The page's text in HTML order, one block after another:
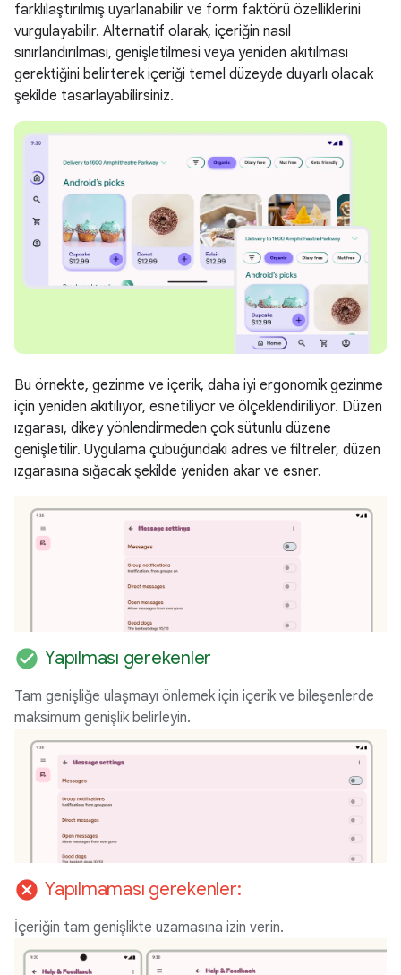
farklılaştırılmış uyarlanabilir ve form faktörü özelliklerini
vurgulayabilir. Alternatif olarak, içeriğin nasıl
sınırlandırılması, genişletilmesi veya yeniden akıtılması
gerektiğini belirterek içeriği temel düzeyde duyarlı olacak
şekilde tasarlayabilirsiniz.
Bu örnekte, gezinme ve içerik, daha iyi ergonomik gezinme
için yeniden akıtılıyor, esnetiliyor ve ölçeklendiriliyor. Düzen
ızgarası, dikey yönlendirmeden çok sütunlu düzene
genişletilir. Uygulama çubuğundaki adres ve filtreler, düzen
ızgarasına sığacak şekilde yeniden akar ve esner.
check_circle Yapılması gerekenler
Tam genişliğe ulaşmayı önlemek için içerik ve bileşenlerde
maksimum genişlik belirleyin.
cancel Yapılmaması gerekenler:
İçeriğin tam genişlikte uzamasına izin verin.